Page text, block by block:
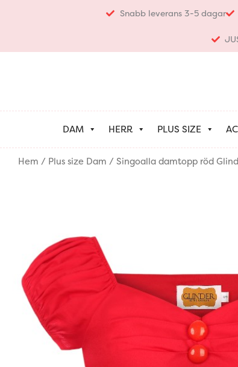
Snabb leverans 3-5 dagar
DAM HERR PLUS SIZE
Hem / Plus size Dam / Singoalla damtopp röd